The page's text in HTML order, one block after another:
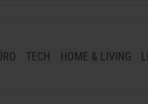
TECH HOME & LIVING